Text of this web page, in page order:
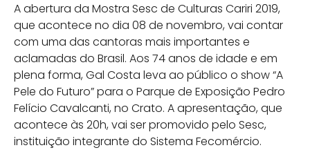
A abertura da Mostra Sesc de Culturas Cariri 2019,
que acontece no dia 08 de novembro, vai contar
com uma das cantoras mais importantes e
aclamadas do Brasil. Aos 74 anos de idade e em
plena forma, Gal Costa leva ao público o show “A
Pele do Futuro” para o Parque de Exposição Pedro
Felício Cavalcanti, no Crato. A apresentação, que
acontece às 20h, vai ser promovido pelo Sesc,
instituição integrante do Sistema Fecomércio.